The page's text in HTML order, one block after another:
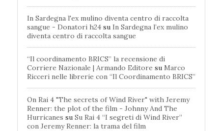
In Sardegna l'ex mulino diventa centro di raccolta
sangue - Donatori h24 su In Sardegna l’ex mulino
diventa centro di raccolta sangue
“Il coordinamento BRICS” la recensione di
Corriere Nazionale | Armando Editore su Marco
Ricceri nelle librerie con “Il Coordinamento BRICS”
On Rai 4 "The secrets of Wind River" with Jeremy
Renner: the plot of the film - Johnny And The
Hurricanes su Su Rai 4 “I segreti di Wind River”
con Jeremy Renner: la trama del film